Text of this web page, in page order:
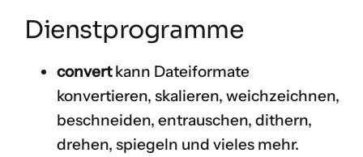
Dienstprogramme
convertkann Dateiformate
konvertieren, skalieren, weichzeichnen,
beschneiden, entrauschen, dithern,
drehen, spiegeln und vieles mehr.